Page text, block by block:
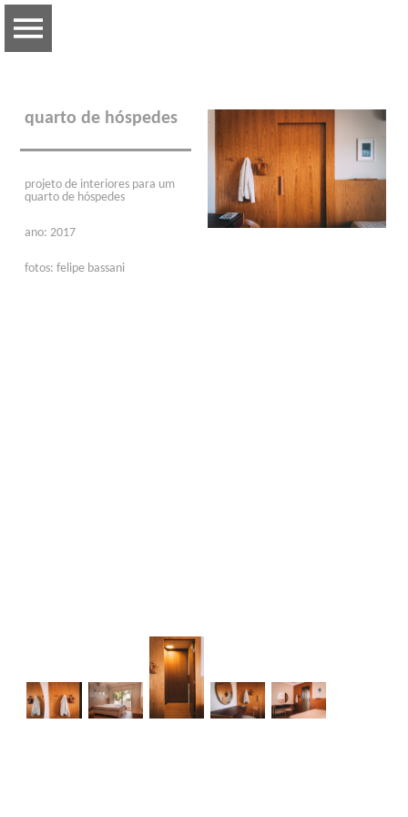
quarto de hóspedes
projeto de interiores para um
quarto de hóspedes
ano: 2017
fotos: felipe bassani